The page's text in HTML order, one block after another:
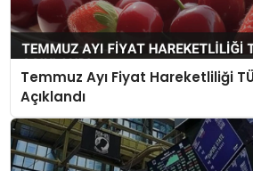
Temmuz Ayı Fiyat Hareketliliği
Açıklandı